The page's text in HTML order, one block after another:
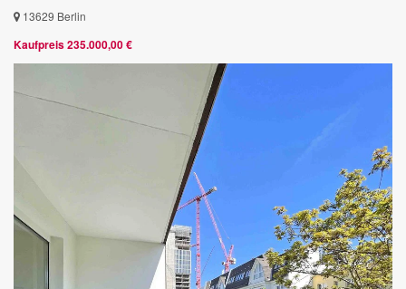
13629 Berlin
Kaufpreis 235.000,00 €